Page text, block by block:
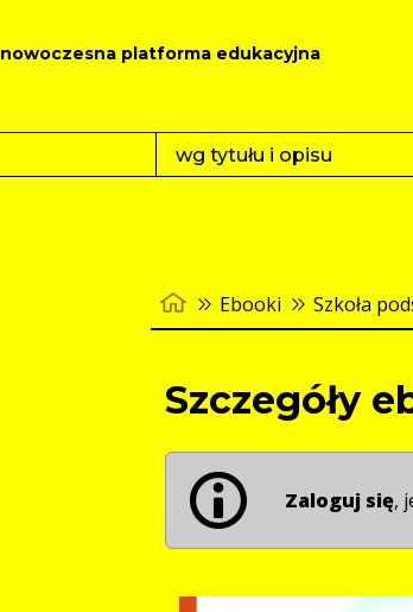
nowoczesna platforma edukacyjna
Ebooki Szkoła
Szczegóły
Zaloguj się,